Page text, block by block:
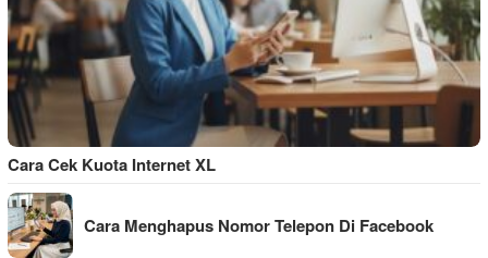
Cara Cek Kuota Internet XL
Cara Menghapus Nomor Telepon Di Facebook